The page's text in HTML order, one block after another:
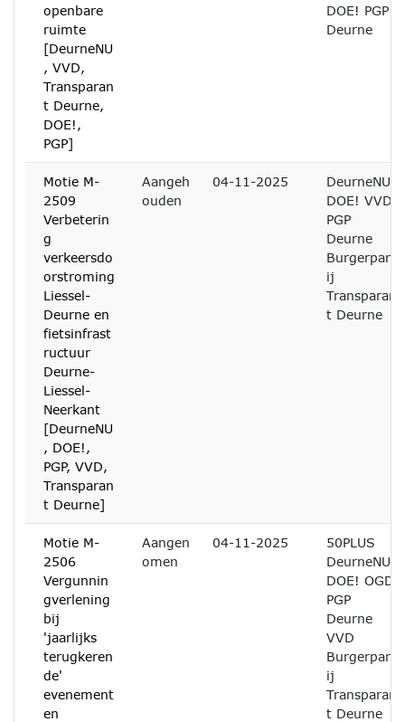
openbare
ruimte
[DeurneNU
, VVD,
Transparan
t Deurne,
DOE!,
PGP]
DOE! PGP
Deurne
Motie M-
2509
Verbeterin
g
verkeersdo
orstroming
Liessel-
Deurne en
fietsinfrast
ructuur
Deurne-
Liessel-
Neerkant
[DeurneNU
, DOE!,
PGP, VVD,
Transparan
t Deurne]
Aangeh
ouden
04-11-2025
DeurneNU
DOE! VVD
PGP
Deurne
Burgerpart
ij
Transparan
t Deurne
Motie M-
2506
Vergunnin
gverlening
bij
'jaarlijks
terugkeren
de'
evenement
en
Aangen
omen
04-11-2025
50PLUS
DeurneNU
DOE! OGD
PGP
Deurne
VVD
Burgerpart
ij
Transparan
t Deurne